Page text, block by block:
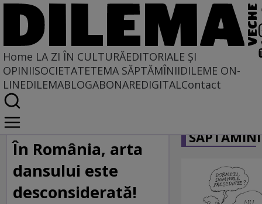
Home LA ZI ÎN CULTURĂEDITORIALE ȘI
OPINIISOCIETATETEMA SĂPTĂMÎNIIDILEME ON-
LINEDILEMABLOGABONAREDIGITALContact
Home
La zi în cultură
În România, arta
dansului este
desconsiderată!